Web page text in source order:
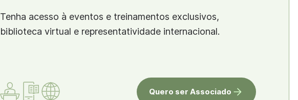
Tenha acesso à eventos e treinamentos exclusivos,
biblioteca virtual e representatividade internacional.
Quero ser Associado